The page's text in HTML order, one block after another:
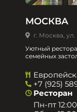
МОСКВА
г. Москва,
Уютный
семейных
+7 (925)
Ресторан
Пн-пт